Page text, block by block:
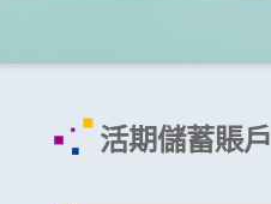
活期儲蓄賬戶